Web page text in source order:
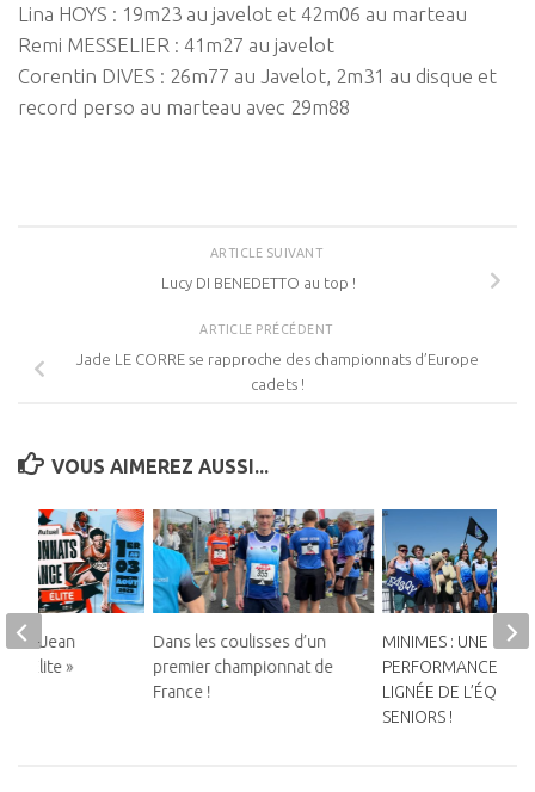
Lina HOYS : 19m23 au javelot et 42m06 au marteau
Remi MESSELIER : 41m27 au javelot
Corentin DIVES : 26m77 au Javelot, 2m31 au disque et
record perso au marteau avec 29m88
ARTICLE SUIVANT
Lucy DI BENEDETTO au top !
ARTICLE PRÉCÉDENT
Jade LE CORRE se rapproche des championnats d’Europe
cadets !
VOUS AIMEREZ AUSSI...
Dans les coulisses d’un
premier championnat de
France !
MINIMES : UNE
PERFORMANCE
LIGNÉE DE L’ÉQUIPE
SENIORS !
Jean
« Élite »